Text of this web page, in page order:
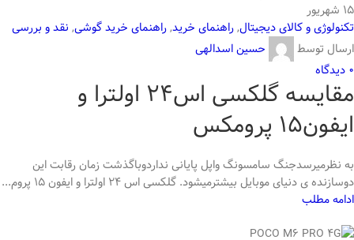
15 شهریور
تکنولوژی و کالای دیجیتال,راهنمای خرید,راهنمای خرید گوشی, نقد و بررسی
ارسال توسط
حسین اسدالهی
0 دیدگاه
مقایسه گلکسی اس24 اولترا و
ایفون15 پرومکس
به نظرمیرسدجنگ سامسونگ واپل پایانی نداردوباگذشت زمان رقابت این
دوسازنده ی دنیای موبایل بیشترمیشود. گلکسی اس 24 اولترا و ایفون 15 پروم...
ادامه مطلب